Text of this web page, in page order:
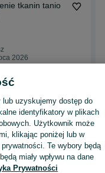
tkanin tanio
2026
Piece do pizzy
Piece do
lub uzyskujemy dostęp do
identyfikatory w plikach
Użytkownik może
klikając poniżej lub w
Te wybory będą
miały wpływu na dane
Prywatności